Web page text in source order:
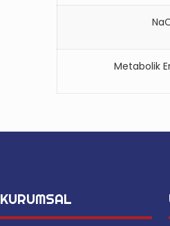
Metabolik
KURUMSAL